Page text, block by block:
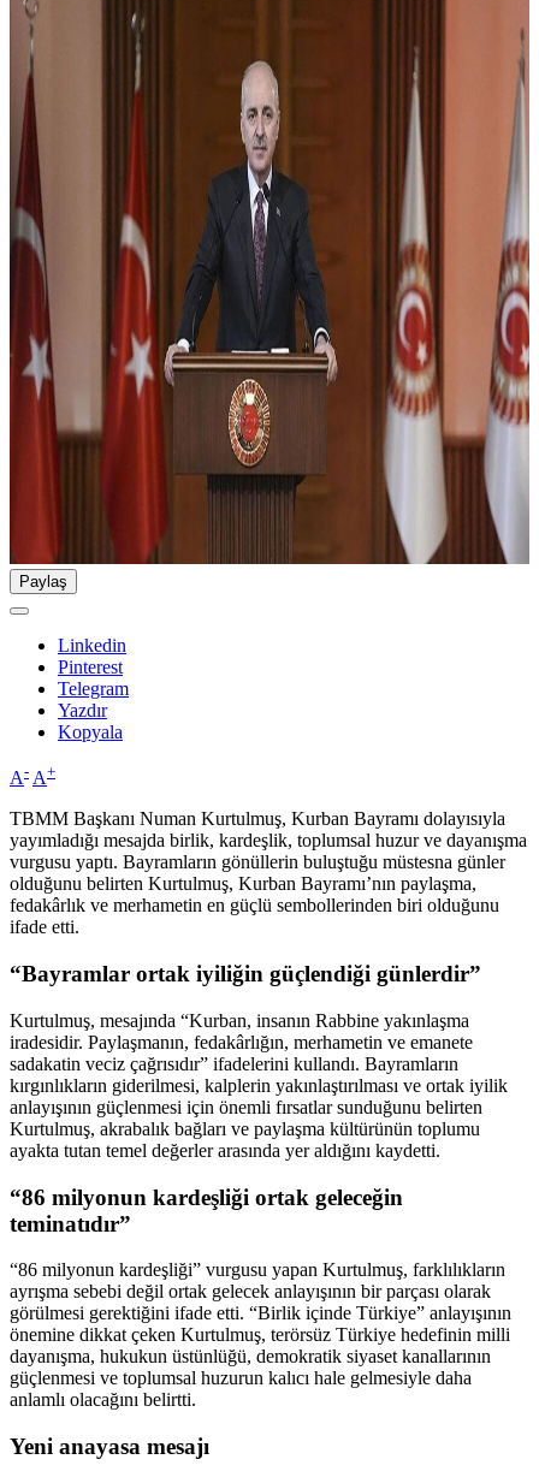
Paylaş
Linkedin
Pinterest
Telegram
Yazdır
Kopyala
A- A+
TBMM Başkanı Numan Kurtulmuş, Kurban Bayramı dolayısıyla
yayımladığı mesajda birlik, kardeşlik, toplumsal huzur ve dayanışma
vurgusu yaptı. Bayramların gönüllerin buluştuğu müstesna günler
olduğunu belirten Kurtulmuş, Kurban Bayramı’nın paylaşma,
fedakârlık ve merhametin en güçlü sembollerinden biri olduğunu
ifade etti.
“Bayramlar ortak iyiliğin güçlendiği günlerdir”
Kurtulmuş, mesajında “Kurban, insanın Rabbine yakınlaşma
iradesidir. Paylaşmanın, fedakârlığın, merhametin ve emanete
sadakatin veciz çağrısıdır” ifadelerini kullandı. Bayramların
kırgınlıkların giderilmesi, kalplerin yakınlaştırılması ve ortak iyilik
anlayışının güçlenmesi için önemli fırsatlar sunduğunu belirten
Kurtulmuş, akrabalık bağları ve paylaşma kültürünün toplumu
ayakta tutan temel değerler arasında yer aldığını kaydetti.
“86 milyonun kardeşliği ortak geleceğin
teminatıdır”
“86 milyonun kardeşliği” vurgusu yapan Kurtulmuş, farklılıkların
ayrışma sebebi değil ortak gelecek anlayışının bir parçası olarak
görülmesi gerektiğini ifade etti. “Birlik içinde Türkiye” anlayışının
önemine dikkat çeken Kurtulmuş, terörsüz Türkiye hedefinin milli
dayanışma, hukukun üstünlüğü, demokratik siyaset kanallarının
güçlenmesi ve toplumsal huzurun kalıcı hale gelmesiyle daha
anlamlı olacağını belirtti.
Yeni anayasa mesajı